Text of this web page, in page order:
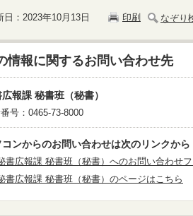
日：2023年10月13日 印刷 なぞり
情報に関するお問い合わせ先
報課 秘書班（秘書）
号：0465-73-8000
コンからのお問い合わせは次のリンクから
書広報課 秘書班（秘書）へのお問い合わせ
書広報課 秘書班（秘書）のページはこちら